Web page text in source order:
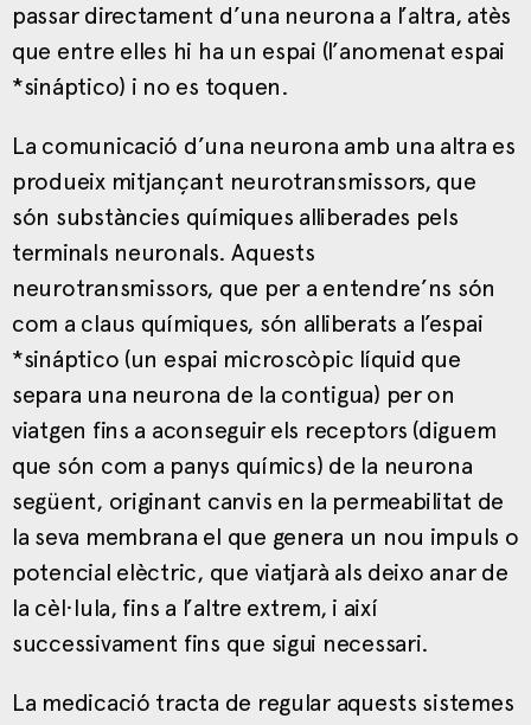
passar directament d’una neurona a l’altra, atès
que entre elles hi ha un espai (l’anomenat espai
*sináptico) i no es toquen.
La comunicació d’una neurona amb una altra es
produeix mitjançant neurotransmissors, que
són substàncies químiques alliberades pels
terminals neuronals. Aquests
neurotransmissors, que per a entendre’ns són
com a claus químiques, són alliberats a l’espai
*sináptico (un espai microscòpic líquid que
separa una neurona de la contigua) per on
viatgen fins a aconseguir els receptors (diguem
que són com a panys químics) de la neurona
següent, originant canvis en la permeabilitat de
la seva membrana el que genera un nou impuls o
potencial elèctric, que viatjarà als deixo anar de
la cèl·lula, fins a l’altre extrem, i així
successivament fins que sigui necessari.
La medicació tracta de regular aquests sistemes